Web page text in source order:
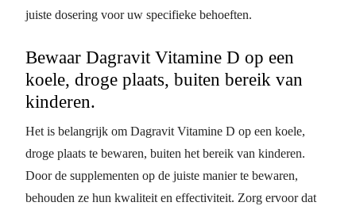
juiste dosering voor uw specifieke behoeften.
Bewaar Dagravit Vitamine D op een
koele, droge plaats, buiten bereik van
kinderen.
Het is belangrijk om Dagravit Vitamine D op een koele,
droge plaats te bewaren, buiten het bereik van kinderen.
Door de supplementen op de juiste manier te bewaren,
behouden ze hun kwaliteit en effectiviteit. Zorg ervoor dat